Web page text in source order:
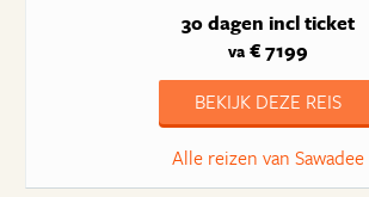
30 dagen incl ticket
va€ 7199
BEKIJK DEZE REIS
Alle reizen van Sawadee